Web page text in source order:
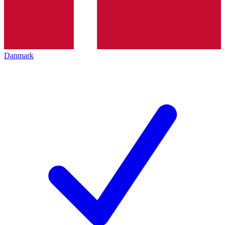
Danmark